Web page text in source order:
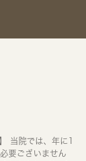
当院では、年に1
要ございません